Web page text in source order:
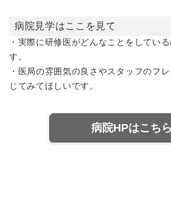
病院見学はここを見て
・実際に研修医がどんなことをしてい
す。
・医局の雰囲気の良さやスタッフのフ
じてみてほしいです。
病院HPはこちら